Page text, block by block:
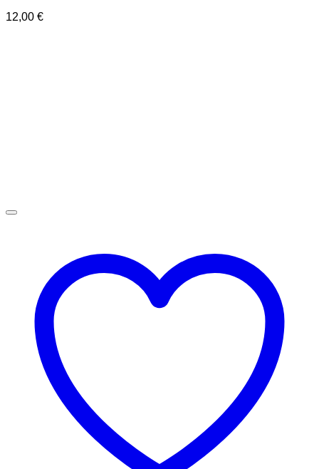
12,00 €